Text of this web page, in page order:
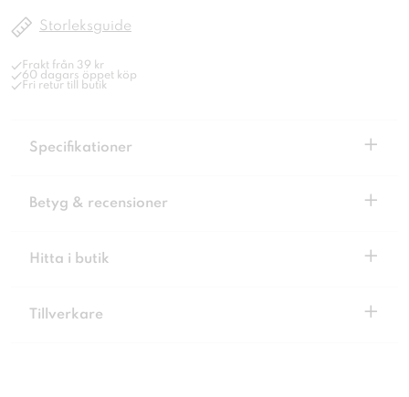
Storleksguide
Frakt från 39 kr
60 dagars öppet köp
Fri retur till butik
Specifikationer +
Betyg & recensioner +
Hitta i butik +
Tillverkare +